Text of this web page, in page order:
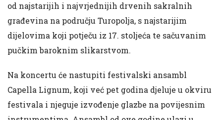
od najstarijih i najvrjednijih drvenih sakralnih
građevina na području Turopolja, s najstarijim
dijelovima koji potječu iz 17. stoljeća te sačuvanim
pučkim baroknim slikarstvom.
Na koncertu će nastupiti festivalski ansambl
Capella Lignum, koji već pet godina djeluje u okviru
festivala i njeguje izvođenje glazbe na povijesnim